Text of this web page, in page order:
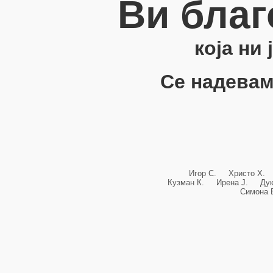
Ви
која ни
Се
Игор С. Христо
Кузман К. Ирена Ј.